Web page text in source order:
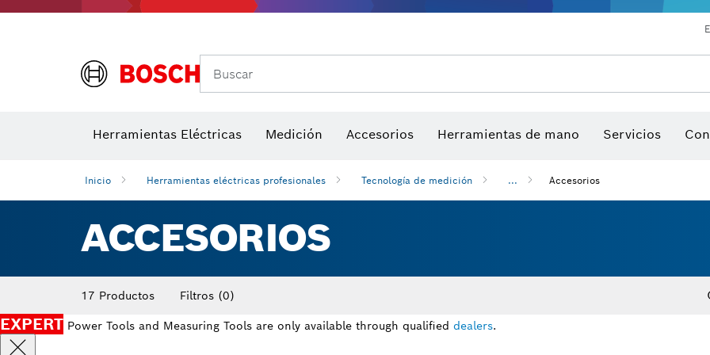
Buscar
Herramientas Eléctricas Medición Accesorios Herramientas de mano Servicios
Inicio Herramientas eléctricas profesionales Tecnología de medición ... Accesorios
ACCESORIOS
17 Productos Filtros (0)
EXPERT Power Tools and Measuring Tools are only available through qualified dealers.